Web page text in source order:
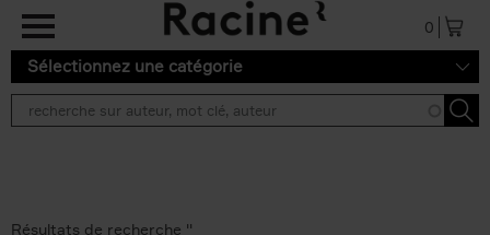
Aller au contenu principal
0
Sélectionnez une catégorie
Résultats de recherche ''